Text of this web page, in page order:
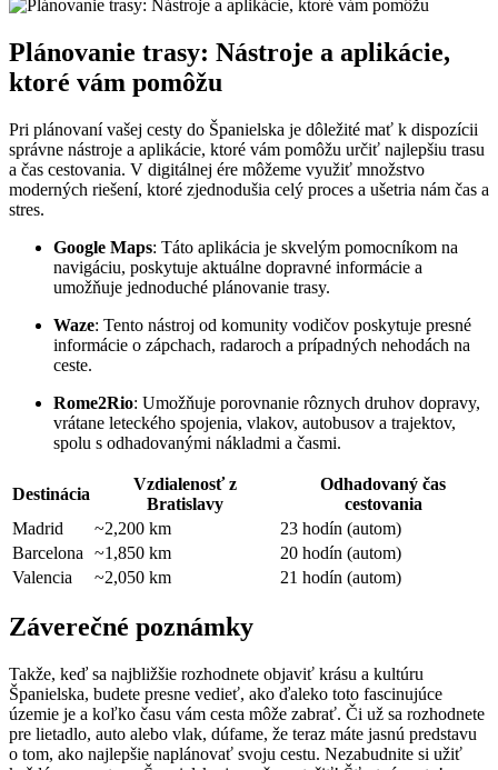
Plánovanie trasy: Nástroje a aplikácie,
ktoré vám pomôžu
Pri plánovaní vašej cesty do Španielska je dôležité mať k dispozícii
správne nástroje a aplikácie, ktoré vám pomôžu určiť najlepšiu trasu
a čas cestovania. V digitálnej ére môžeme využiť množstvo
moderných riešení, ktoré zjednodušia celý proces a ušetria nám čas a
stres.
Google Maps: Táto aplikácia je skvelým pomocníkom na
navigáciu, poskytuje aktuálne dopravné informácie a
umožňuje jednoduché plánovanie trasy.
Waze: Tento nástroj od komunity vodičov poskytuje presné
informácie o zápchach, radaroch a prípadných nehodách na
ceste.
Rome2Rio: Umožňuje porovnanie rôznych druhov dopravy,
vrátane leteckého spojenia, vlakov, autobusov a trajektov,
spolu s odhadovanými nákladmi a časmi.
Destinácia
Vzdialenosť z
Bratislavy
Odhadovaný čas
cestovania
Madrid
~2,200 km
23 hodín (autom)
Barcelona
~1,850 km
20 hodín (autom)
Valencia
~2,050 km 21 hodín (autom)
Záverečné poznámky
Takže, keď sa najbližšie rozhodnete objaviť krásu a kultúru
Španielska, budete presne vedieť, ako ďaleko toto fascinujúce
územie je a koľko času vám cesta môže zabrať. Či už sa rozhodnete
pre lietadlo, auto alebo vlak, dúfame, že teraz máte jasnú predstavu
o tom, ako najlepšie naplánovať svoju cestu. Nezabudnite si užiť